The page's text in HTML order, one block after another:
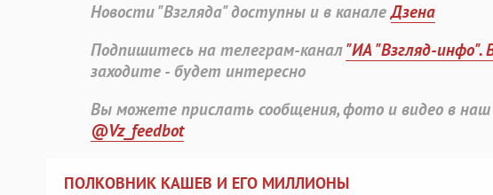
Новости "Взгляда" доступны и в каналеДзена
Подпишитесь на телеграм-канал"ИА "Взгляд-
заходите - будет интересно
Вы можете прислать сообщения, фото и видео в
@Vz_feedbot
ПОЛКОВНИК КАШЕВ И ЕГО МИЛЛИОНЫ